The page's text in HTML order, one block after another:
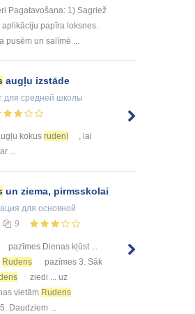
Pagatavošana: 1) Sagriež
aplikāciju papīra loksnes.
pusēm un salīmē ...
augļu izstāde
для средней школы
kokus rudenī
, lai
...
un ziema, pirmsskolai
для основной
9
pazīmes Dienas kļūst ...
Rudens
pazīmes 3. Sāk
ziedi ... uz
vietām Rudens
Daudziem ...